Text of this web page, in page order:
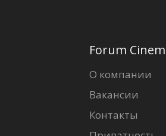
Forum
О компании
Вакансии
Контакты